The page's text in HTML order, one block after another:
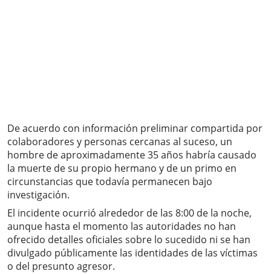
De acuerdo con información preliminar compartida por
colaboradores y personas cercanas al suceso, un
hombre de aproximadamente 35 años habría causado
la muerte de su propio hermano y de un primo en
circunstancias que todavía permanecen bajo
investigación.
El incidente ocurrió alrededor de las 8:00 de la noche,
aunque hasta el momento las autoridades no han
ofrecido detalles oficiales sobre lo sucedido ni se han
divulgado públicamente las identidades de las víctimas
o del presunto agresor.